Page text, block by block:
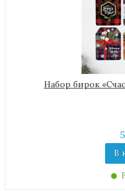
Набор бирок
В